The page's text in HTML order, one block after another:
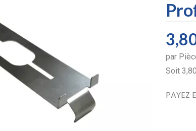
par
Soit
PAYEZ